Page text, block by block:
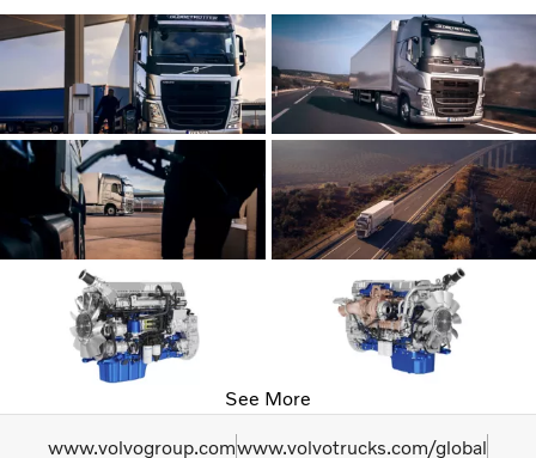
See More
www.volvogroup.comwww.volvotrucks.com/global